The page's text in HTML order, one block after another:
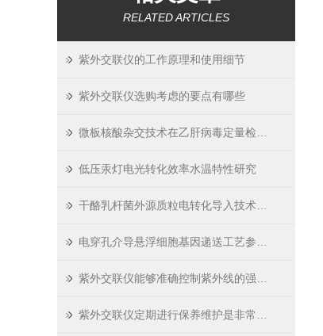
RELATED ARTICLES
紫外交联仪的工作原理和使用细节
紫外交联仪选购考虑的要点有哪些
低压汞灯电光转化效率水温特性研究